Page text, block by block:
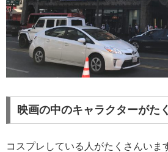
映画の中のキャラクターがた
コスプレしている人がたくさんいま